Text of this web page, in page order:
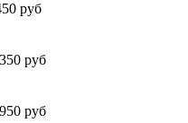
руб
руб
руб